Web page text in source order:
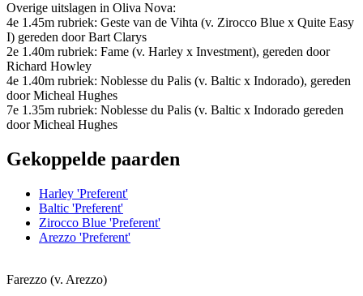
Overige uitslagen in Oliva Nova:
4e 1.45m rubriek: Geste van de Vihta (v. Zirocco Blue x Quite Easy
I) gereden door Bart Clarys
2e 1.40m rubriek: Fame (v. Harley x Investment), gereden door
Richard Howley
4e 1.40m rubriek: Noblesse du Palis (v. Baltic x Indorado), gereden
door Micheal Hughes
7e 1.35m rubriek: Noblesse du Palis (v. Baltic x Indorado gereden
door Micheal Hughes
Gekoppelde paarden
Harley 'Preferent'
Baltic 'Preferent'
Zirocco Blue 'Preferent'
Arezzo 'Preferent'
Farezzo (v. Arezzo)